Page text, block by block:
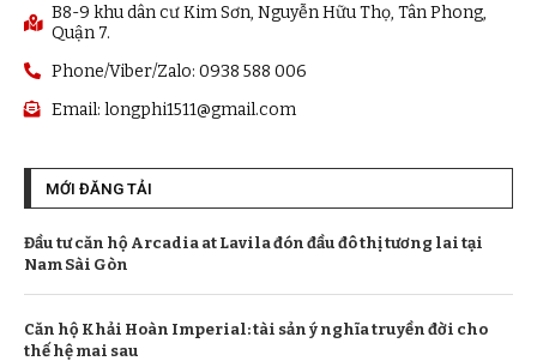
B8-9 khu dân cư Kim Sơn, Nguyễn Hữu Thọ, Tân Phong,
Quận 7.
Phone/Viber/Zalo: 0938 588 006
Email: longphi1511@gmail.com
MỚI ĐĂNG TẢI
Đầu tư căn hộ Arcadia at Lavila đón đầu đô thị tương lai tại
Nam Sài Gòn
Căn hộ Khải Hoàn Imperial: tài sản ý nghĩa truyền đời cho
thế hệ mai sau